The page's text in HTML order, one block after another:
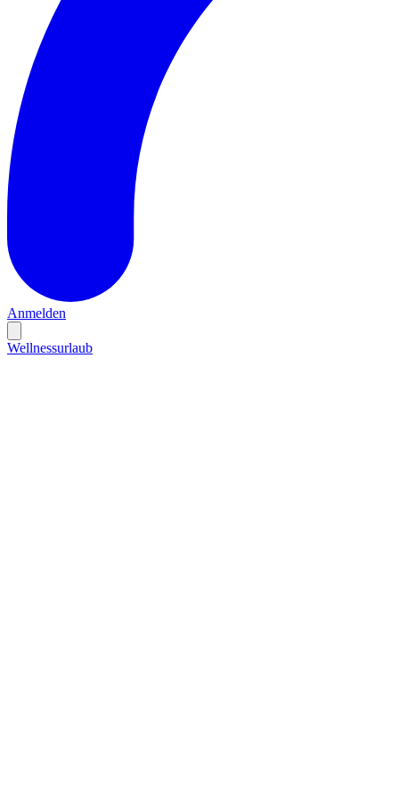
Anmelden
Wellnessurlaub